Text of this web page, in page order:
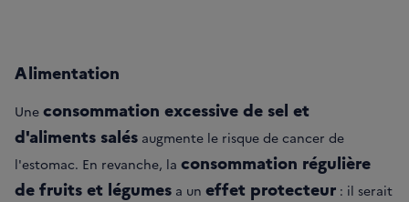
Alimentation
Une consommation excessive de sel et
d'aliments salés augmente le risque de cancer de
l'estomac. En revanche, la consommation régulière
de fruits et légumes a un effet protecteur : il serait